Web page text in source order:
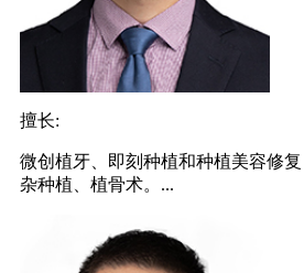
擅长:
微创植牙、即刻种植和种植美容修
杂种植、植骨术。...